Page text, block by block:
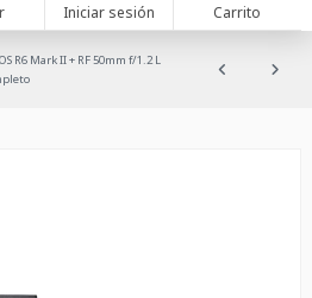
Iniciar sesión Carrito
R6 Mark II + RF 50mm f/1.2 L